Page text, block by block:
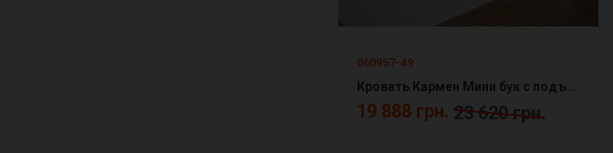
060957-49
19 888 грн. 23 620 грн.